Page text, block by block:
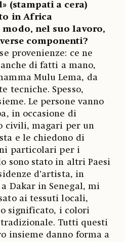
(stampati a cera)
in Africa
modo, nel suo lavoro,
componenti?
provenienze: ce ne
di fatti a mano,
Mulu Lema, da
tecniche. Spesso,
Le persone vanno
in occasione di
civili, magari per un
e le chiedono di
particolari per i
sono stato in altri Paesi
d’artista, in
Dakar in Senegal, mi
ai tessuti locali,
significato, i colori
Tutti questi
insieme danno forma a